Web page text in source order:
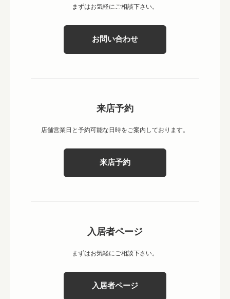
まずはお気軽にご相談下さい。
お問い合わせ
来店予約
店舗営業日と予約可能な日時をご案内しております。
来店予約
入居者ページ
まずはお気軽にご相談下さい。
入居者ページ